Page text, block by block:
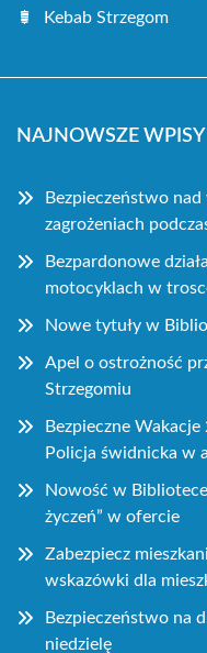
Kebab Strzegom
NAJNOWSZE WPISY
Bezpieczeństwo
zagrożeniach
Bezpardonowe
motocyklach w
Nowe tytuły w
Apel o ostrożność
Strzegomiu
Bezpieczne
Policja świdnicka w
Nowość w
życzeń” w ofercie
Zabezpiecz
wskazówki dla
Bezpieczeństwo na
niedzielę